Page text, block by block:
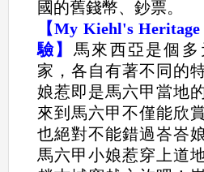
國的舊錢幣、鈔票。
【My Kiehl's
驗】 馬來西亞是個
家，各自有著不同的
娘惹即是馬六甲當地
來到馬六甲不僅能欣
也絕對不能錯過峇峇
馬六甲小娘惹穿上道